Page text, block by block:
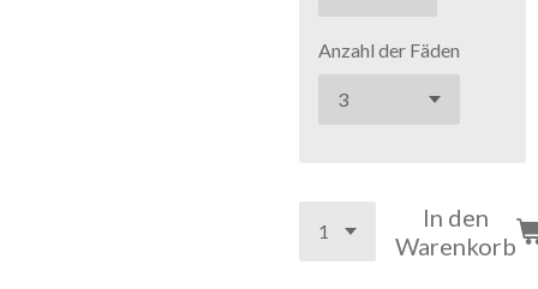
Anzahl der Fäden
In den
Warenkorb